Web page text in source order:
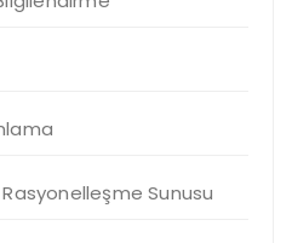
Rasyonelleşme Sunusu